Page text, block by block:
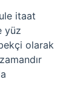
itaat
yüz
olarak